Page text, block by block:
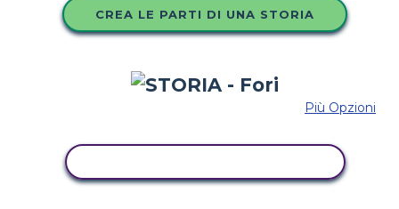
CREA LE PARTI DI UNA STORIA
Più Opzioni